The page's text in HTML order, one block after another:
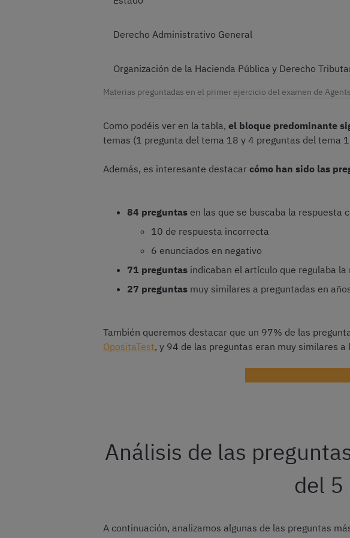
Derecho Administrativo General
Organización de la Hacienda Pública y Derecho
Materias preguntadas en el primer ejercicio del examen de
Como podéis ver en la tabla, el bloque predominante
temas (1 pregunta del tema 18 y 4 preguntas del tema
Además, es interesante destacar cómo han sido las
84 preguntas en las que se buscaba la respuesta
10 de respuesta incorrecta
6 enunciados en negativo
71 preguntas indicaban el artículo que regulaba la
27 preguntas muy similares a preguntadas en
También queremos destacar que un 97% de las
OpositaTest, y 94 de las preguntas eran muy similares a
Análisis de las
del
A continuación, analizamos algunas de las preguntas